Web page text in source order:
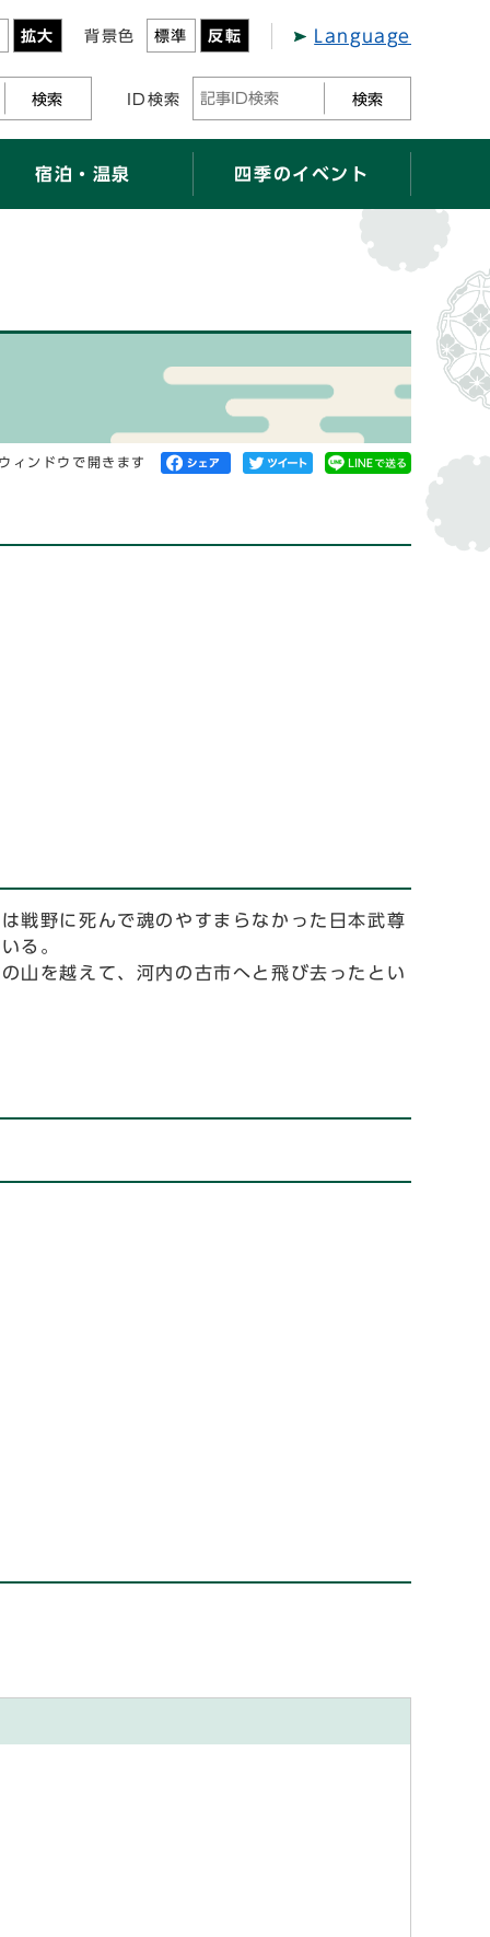
拡大 背景色 標準 反転 Language
検索 ID検索 検索
宿泊・温泉 四季のイベント
ィンドウで開きます
戦野に死んで魂のやすまらなかった日本武尊
る。
山を越えて、河内の古市へと飛び去ったとい